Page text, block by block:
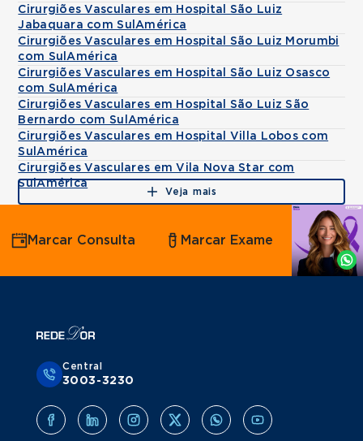
Cirurgiões Vasculares em Hospital São Luiz
Jabaquara com SulAmérica
Cirurgiões Vasculares em Hospital São Luiz Morumbi
com SulAmérica
Cirurgiões Vasculares em Hospital São Luiz Osasco
com SulAmérica
Cirurgiões Vasculares em Hospital São Luiz São
Bernardo com SulAmérica
Cirurgiões Vasculares em Hospital Villa Lobos com
SulAmérica
Cirurgiões Vasculares em Vila Nova Star com
SulAmérica
Veja mais
Agende
por
Whatsapp
Marcar Consulta Marcar Exame
Central
3003-3230